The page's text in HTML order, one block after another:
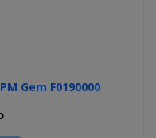
Gem F0190000